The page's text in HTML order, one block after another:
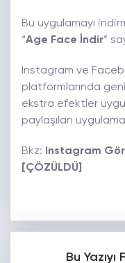
Bu uygulamayı
“Age Face İndir”
Instagram ve
platformlarında
ekstra efektler
paylaşılan
Bkz: Instagram
[ÇÖZÜLDÜ]
Bu